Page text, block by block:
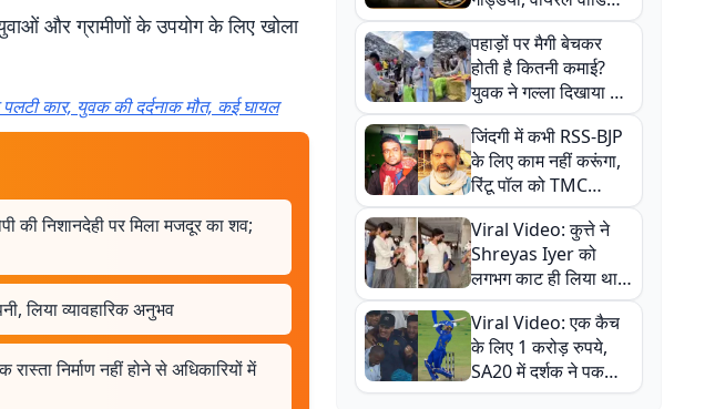
और ग्रामीणों के उपयोग के लिए खोला
कार, युवक की दर्दनाक मौत, कई घायल
की निशानदेही पर मिला मजदूर का शव;
लिया व्यावहारिक अनुभव
निर्माण नहीं होने से अधिकारियों में
से राजनीति में उबाल,
अजित महतो बोले- TMC
की गंदी चाल
पहाड़ों पर मैगी बेचकर
होती है कितनी कमाई?
युवक ने गल्ला दिखाया तो
नौकरी वालों के खड़े हो गए
कान
जिंदगी में कभी RSS-BJP
के लिए काम नहीं करूंगा,
रिंटू पॉल को TMC
ऑफिस में ले जाकर पीटा,
Video वायरल
Viral Video: कुत्ते ने
Shreyas Iyer को
लगभग काट ही लिया था,
न्यूजीलैंड सीरीज से पहले
बाल-बाल बचे
Viral Video: एक कैच
के लिए 1 करोड़ रुपये,
SA20 में दर्शक ने पकड़ा
एक हाथ से गजब का कैच